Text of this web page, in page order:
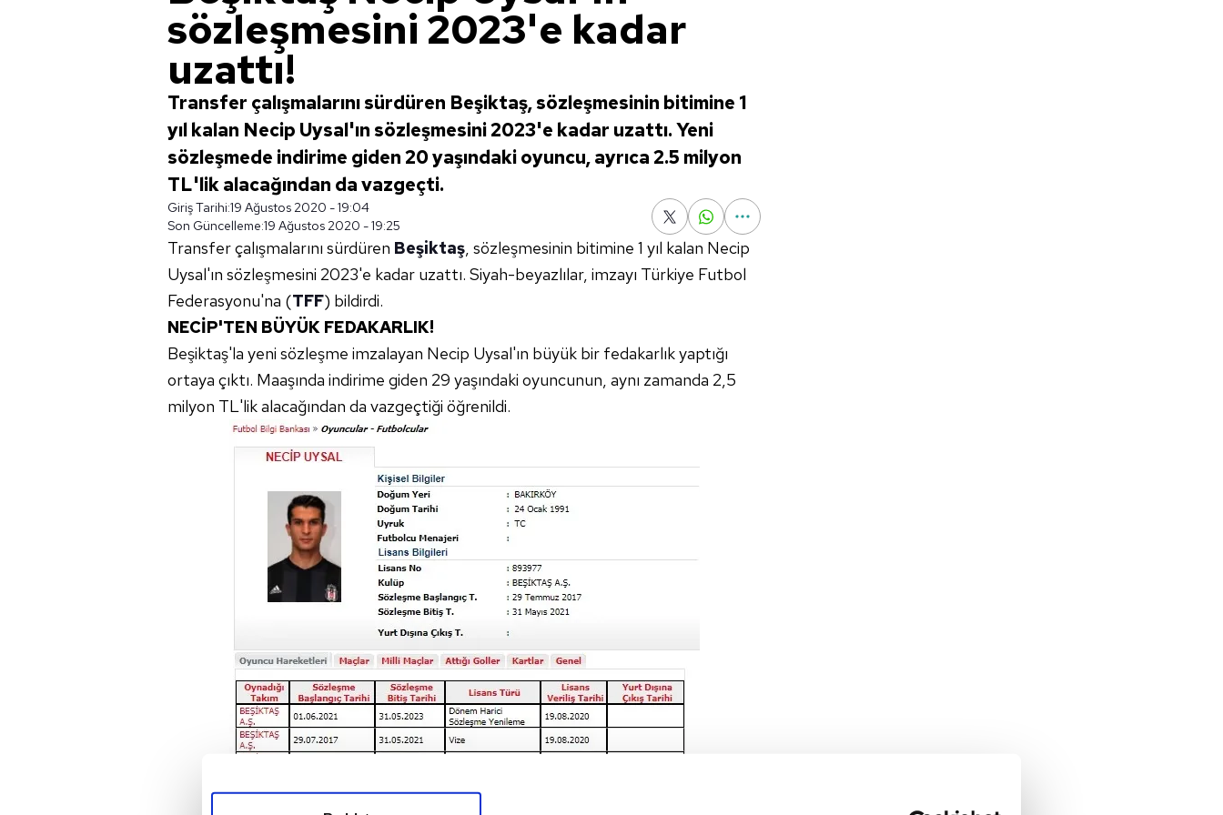
sözleşmesini 2023'e kadar
uzattı!
Transfer çalışmalarını sürdüren Beşiktaş, sözleşmesinin bitimine 1
yıl kalan Necip Uysal'ın sözleşmesini 2023'e kadar uzattı. Yeni
sözleşmede indirime giden 20 yaşındaki oyuncu, ayrıca 2.5 milyon
TL'lik alacağından da vazgeçti.
Giriş Tarihi:19 Ağustos 2020 - 19:04
Son Güncelleme:19 Ağustos 2020 - 19:25
Transfer çalışmalarını sürdüren Beşiktaş, sözleşmesinin bitimine 1 yıl kalan Necip
Uysal'ın sözleşmesini 2023'e kadar uzattı. Siyah-beyazlılar, imzayı Türkiye Futbol
Federasyonu'na (TFF) bildirdi.
NECİP'TEN BÜYÜK FEDAKARLIK!
Beşiktaş'la yeni sözleşme imzalayan Necip Uysal'ın büyük bir fedakarlık yaptığı
ortaya çıktı. Maaşında indirime giden 29 yaşındaki oyuncunun, aynı zamanda 2,5
milyon TL'lik alacağından da vazgeçtiği öğrenildi.